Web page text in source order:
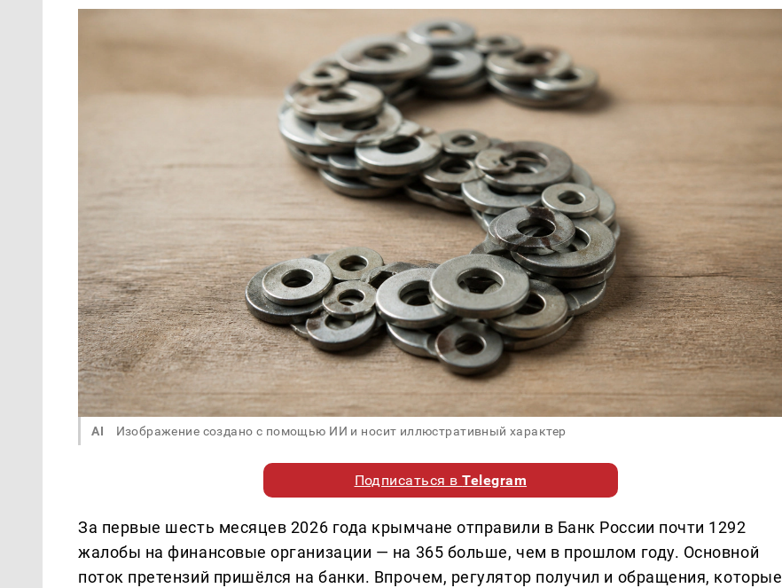
AI Изображение создано с помощью ИИ и носит иллюстративный характер
Подписаться вTelegram
За первые шесть месяцев 2026 года крымчане отправили в Банк России почти 1292
жалобы на финансовые организации — на 365 больше, чем в прошлом году. Основной
поток претензий пришёлся на банки. Впрочем, регулятор получил и обращения, которые